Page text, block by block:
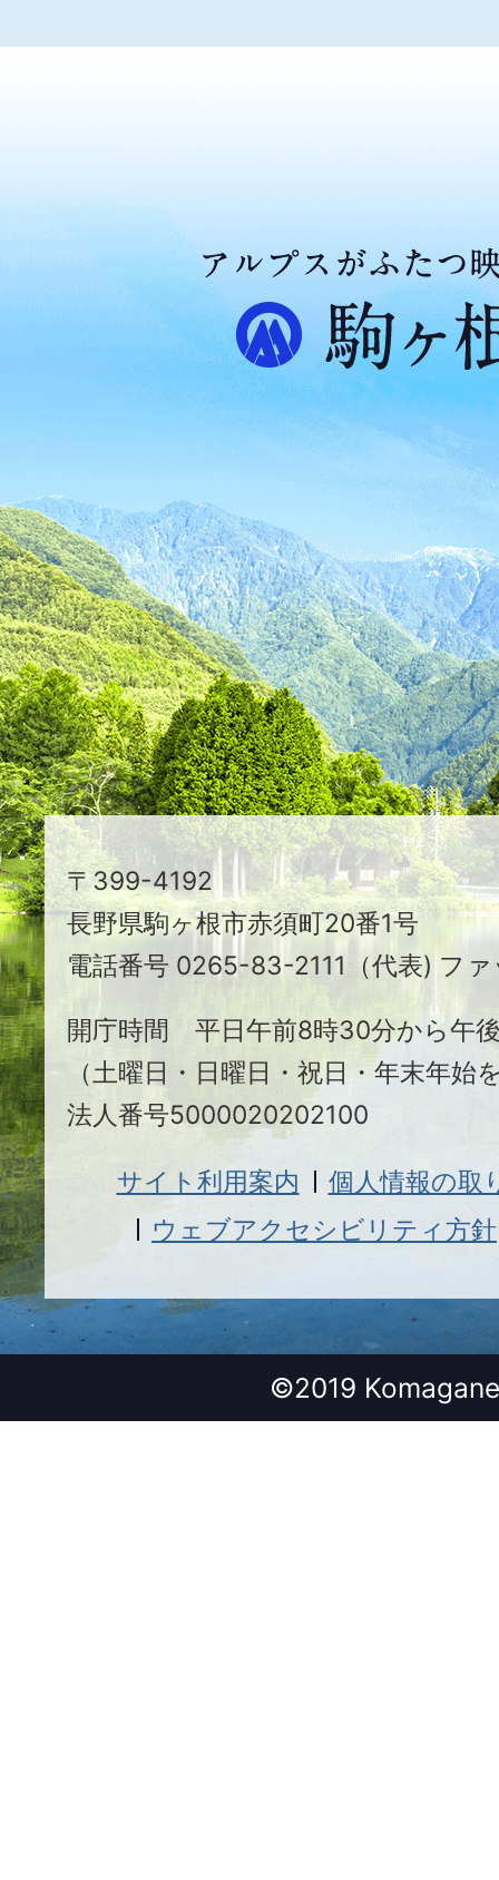
ア
ル
プ
ス
が
た
つ
映
え
る
ま
ち
駒
ヶ
根
市
〒399-4192
長野県駒ヶ根市赤須町20番1号
電話番号 0265-83-2111（代表) フ
開庁時間 平日午前8時30分から午
（土曜日・日曜日・祝日・年末年始
法人番号5000020202100
サイト利用案内
個人情報の取
ウェブアクセシビリティ方針
©2019